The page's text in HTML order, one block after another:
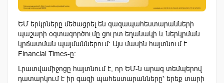
ԵՄ երկրները մեծացրել են գազապահեստարանների
պաշարի օգտագործումը ցուրտ եղանակի և ներկրման
կրճատման պայմաններում: Այս մասին հայտնում է
Financial Times-ը:
Լրատվամիջոցը հայտնում է, որ ԵՄ-ն արագ տեմպերով
դատարկում է իր գազի պահեստարանները՝ երեք տարի